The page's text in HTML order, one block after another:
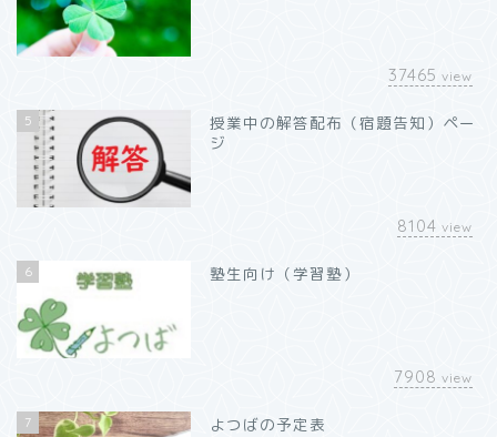
37465 view
5
授業中の解答配布（宿題告知）ペー
ジ
8104 view
6 塾生向け（学習塾）
7908 view
7 よつばの予定表